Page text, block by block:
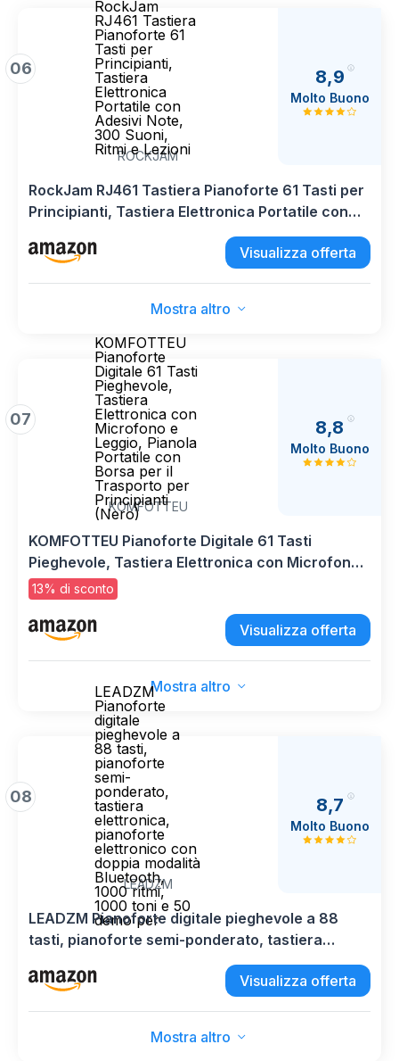
06
RockJam
RJ461 Tastiera
Pianoforte 61
Tasti per
Principianti,
Tastiera
Elettronica
Portatile con
Adesivi Note,
300 Suoni,
Ritmi e Lezioni
ROCKJAM
8,9
Molto Buono
RockJam RJ461 Tastiera Pianoforte 61 Tasti per
Principianti, Tastiera Elettronica Portatile con
Adesivi Note, 300 Suoni, Ritmi e Lezioni
Visualizza offerta
Mostra altro
07
KOMFOTTEU
Pianoforte
Digitale 61 Tasti
Pieghevole,
Tastiera
Elettronica con
Microfono e
Leggio, Pianola
Portatile con
Borsa per il
Trasporto per
Principianti
(Nero)
KOMFOTTEU
8,8
Molto Buono
KOMFOTTEU Pianoforte Digitale 61 Tasti
Pieghevole, Tastiera Elettronica con Microfono
e Leggio, Pianola Portatile con Borsa per il
Trasporto per Principianti (Nero)
13% di sconto
Visualizza offerta
Mostra altro
08
LEADZM
Pianoforte
digitale
pieghevole a
88 tasti,
pianoforte
semi-
ponderato,
tastiera
elettronica,
pianoforte
elettronico con
doppia modalità
Bluetooth,
1000 ritmi,
1000 toni e 50
demo per
LEADZM
8,7
Molto Buono
LEADZM Pianoforte digitale pieghevole a 88
tasti, pianoforte semi-ponderato, tastiera
elettronica, pianoforte elettronico con doppia
modalità Bluetooth, 1000 ritmi, 1000 toni e 50
Visualizza offerta
Mostra altro